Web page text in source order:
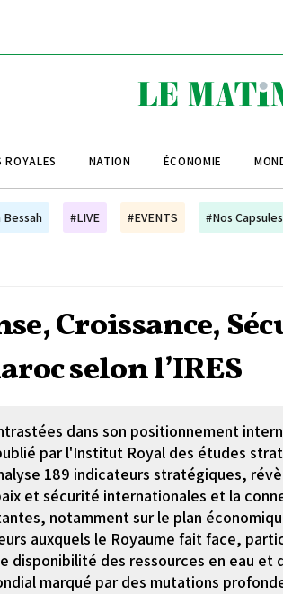
ROYALES NATION ÉCONOMIE
Bessah #LIVE #EVENTS #Nos
Croissance,
selon l’IRES
dans son positionnement
par l'Institut Royal des études
189 indicateurs stratégiques,
et sécurité internationales et la
notamment sur le plan
auxquels le Royaume fait face,
disponibilité des ressources en eau et
marqué par des mutations